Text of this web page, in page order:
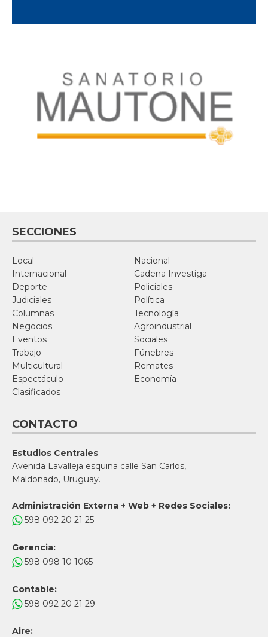
SECCIONES
Local
Nacional
Internacional
Cadena Investiga
Deporte
Policiales
Judiciales
Política
Columnas
Tecnología
Negocios
Agroindustrial
Eventos
Sociales
Trabajo
Fúnebres
Multicultural
Remates
Espectáculo
Economía
Clasificados
CONTACTO
Estudios Centrales
Avenida Lavalleja esquina calle San Carlos,
Maldonado, Uruguay.
Administración Externa + Web + Redes Sociales:
598 092 20 21 25
Gerencia:
598 098 10 1065
Contable:
598 092 20 21 29
Aire: